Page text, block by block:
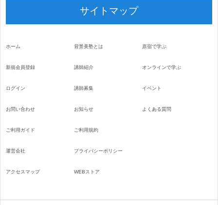
サイトマップ
ホーム
新規会員登録
ログイン
お問い合わせ
背景美塾とは
講師紹介
講師募集
お知らせ
原宿で学ぶ
オンラインで学ぶ
イベント
よくある質問
ご利用ガイド
運営会社
アクセスマップ
ご利用規約
プライバシーポリシー
WEBストア